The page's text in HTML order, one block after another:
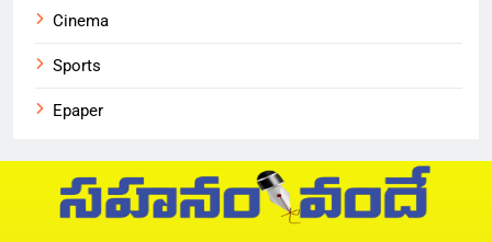
Cinema
Sports
Epaper